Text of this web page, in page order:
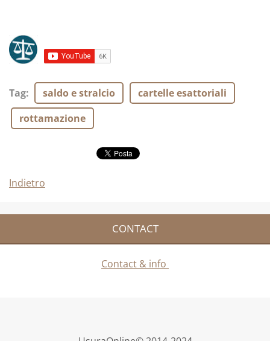
Tag: saldo e stralcio
cartelle esattoriali
rottamazione
Indietro
CONTACT
Contact & info